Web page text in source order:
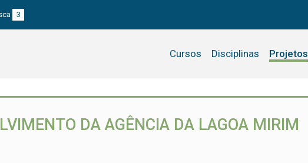
3
Cursos Disciplinas Projetos
DA AGÊNCIA DA LAGOA MIRIM